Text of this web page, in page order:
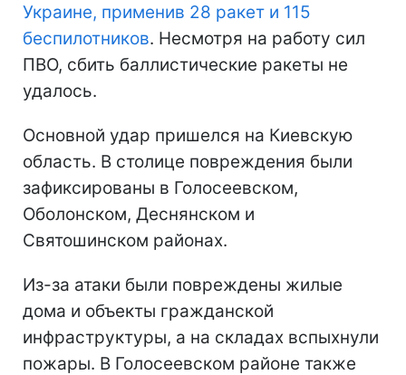
Украине, применив 28 ракет и 115
беспилотников. Несмотря на работу сил
ПВО, сбить баллистические ракеты не
удалось.
Основной удар пришелся на Киевскую
область. В столице повреждения были
зафиксированы в Голосеевском,
Оболонском, Деснянском и
Святошинском районах.
Из-за атаки были повреждены жилые
дома и объекты гражданской
инфраструктуры, а на складах вспыхнули
пожары. В Голосеевском районе также